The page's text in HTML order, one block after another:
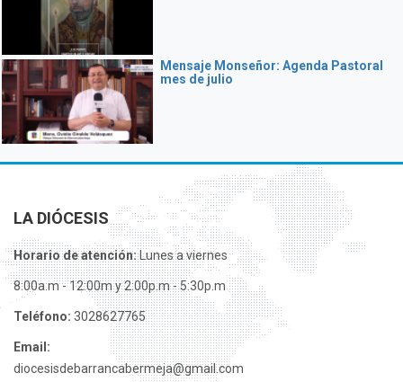
Mensaje Monseñor: Agenda Pastoral
mes de julio
LA DIÓCESIS
Horario de atención:Lunes a viernes
8:00a.m - 12:00m y 2:00p.m - 5:30p.m
Teléfono: 3028627765
Email:
diocesisdebarrancabermeja@gmail.com